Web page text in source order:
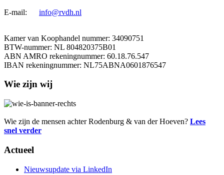
E-mail: info@rvdh.nl
Kamer van Koophandel nummer: 34090751
BTW-nummer: NL 804820375B01
ABN AMRO rekeningnummer: 60.18.76.547
IBAN rekeningnummer: NL75ABNA0601876547
Wie zijn wij
Wie zijn de mensen achter Rodenburg & van der Hoeven? Lees
snel verder
Actueel
Nieuwsupdate via LinkedIn